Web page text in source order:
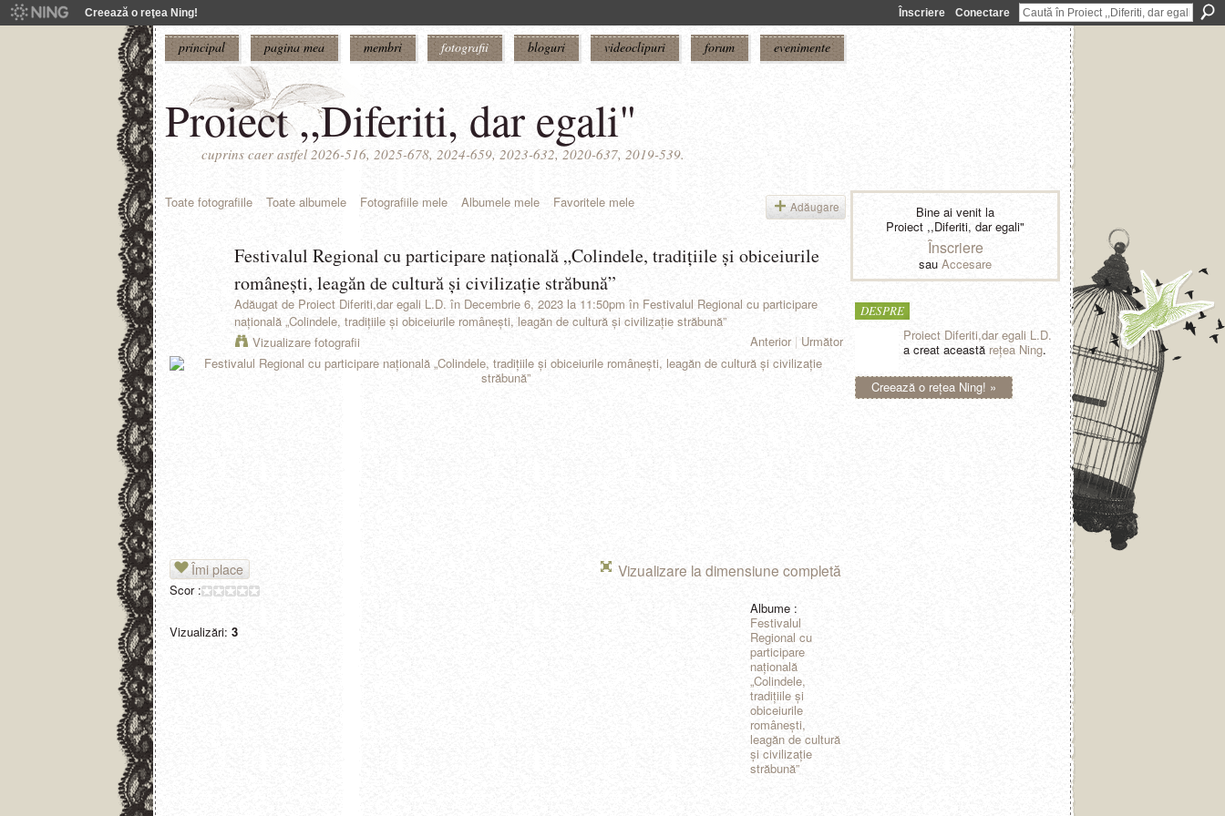
Creează o reţea Ning! Înscriere Conectare
principal pagina mea membri fotografii bloguri videoclipuri forum evenimente
Proiect ,,Diferiti, dar egali"
cuprins caer astfel 2026-516, 2025-678, 2024-659, 2023-632, 2020-637, 2019-539.
Toate fotografiile Toate albumele Fotografiile mele Albumele mele Favoritele mele Adăugare
Festivalul Regional cu participare națională „Colindele, tradițiile şi obiceiurile
româneşti, leagăn de cultură şi civilizație străbună”
Adăugat de Proiect Diferiti,dar egali L.D. în Decembrie 6, 2023 la 11:50pm în Festivalul Regional cu participare
națională „Colindele, tradițiile şi obiceiurile româneşti, leagăn de cultură şi civilizație străbună”
Vizualizare fotografii
Anterior | Următor
Îmi place
Scor :
Vizualizări: 3
Vizualizare la dimensiune completă
Albume :
Festivalul
Regional cu
participare
națională
„Colindele,
tradițiile şi
obiceiurile
româneşti,
leagăn de cultură
şi civilizație
străbună”
Bine ai venit la
Proiect ,,Diferiti, dar egali"
Înscriere
sau Accesare
DESPRE
Proiect Diferiti,dar egali L.D.
a creat această reţea Ning.
Creează o reţea Ning! »